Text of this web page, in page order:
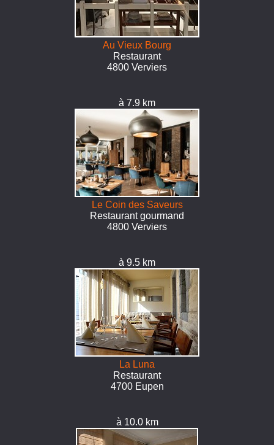
Au Vieux Bourg
Restaurant
4800 Verviers
à 7.9 km
Le Coin des Saveurs
Restaurant gourmand
4800 Verviers
à 9.5 km
La Luna
Restaurant
4700 Eupen
à 10.0 km